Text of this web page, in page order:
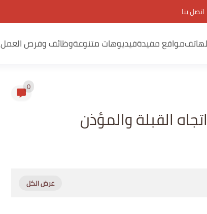
اتصل بنا
مواقع مفيدةفيديوهات متنوعةوظائف وفرص العمل
0
القبلة والمؤذن